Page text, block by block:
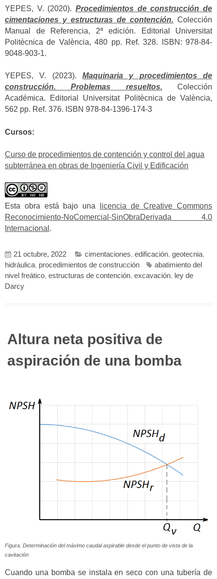
YEPES, V. (2020). Procedimientos de construcción de
cimentaciones y estructuras de contención. Colección
Manual de Referencia, 2ª edición. Editorial Universitat
Politècnica de València, 480 pp. Ref. 328. ISBN: 978-84-
9048-903-1.
YEPES, V. (2023). Maquinaria y procedimientos de
construcción. Problemas resueltos. Colección
Académica. Editorial Universitat Politècnica de València,
562 pp. Ref. 376. ISBN 978-84-1396-174-3
Cursos:
Curso de procedimientos de contención y control del agua
subterránea en obras de Ingeniería Civil y Edificación
Esta obra está bajo una
licencia de Creative Commons
Reconocimiento-NoComercial-SinObraDerivada 4.0
Internacional .
21 octubre, 2022 cimentaciones, edificación, geotecnia,
hidráulica, procedimientos de construcción
abatimiento del
nivel freático, estructuras de contención, excavación, ley de
Darcy
Altura neta positiva de
aspiración de una bomba
Figura. Determinación del máximo caudal aspirable desde el punto de vista de la
cavitación
Cuando una bomba se instala en seco con una tubería de